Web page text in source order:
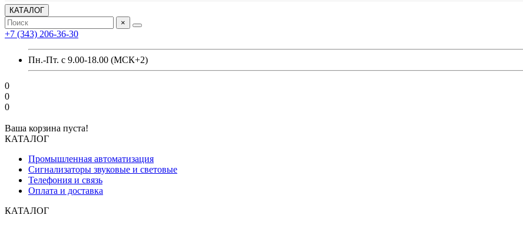
КАТАЛОГ
×
+7 (343) 206-36-30
Пн.-Пт. с 9.00-18.00 (МСК+2)
0
0
0
Ваша корзина пуста!
КАТАЛОГ
Промышленная автоматизация
Сигнализаторы звуковые и световые
Телефония и связь
Оплата и доставка
КАТАЛОГ